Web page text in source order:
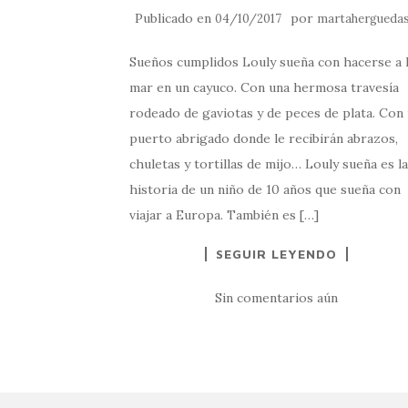
Publicado en 04/10/2017 por martaherguedas
Sueños cumplidos Louly sueña con hacerse a
mar en un cayuco. Con una hermosa travesía
rodeado de gaviotas y de peces de plata. Con
puerto abrigado donde le recibirán abrazos,
chuletas y tortillas de mijo… Louly sueña es la
historia de un niño de 10 años que sueña con
viajar a Europa. También es […]
SEGUIR LEYENDO
Sin comentarios aún